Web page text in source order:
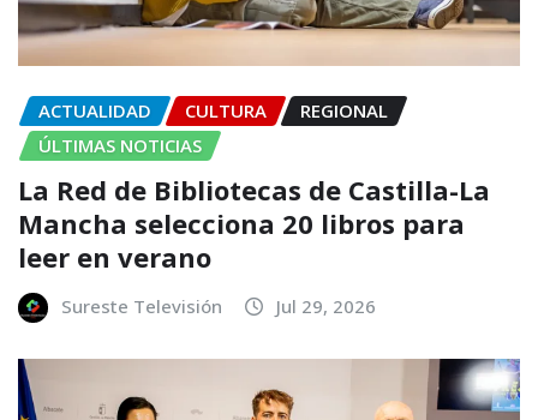
ACTUALIDAD CULTURA
REGIONAL
ÚLTIMAS NOTICIAS
La Red de Bibliotecas de Castilla-La
Mancha selecciona 20 libros para
leer en verano
Sureste Televisión Jul 29, 2026